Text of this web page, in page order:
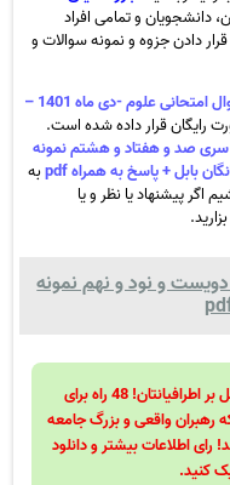
و تمامی افراد
دادن جزوه و نمونه سوالات و
سری صد و هفتاد و هشتم نمونه سوال امتحانی علوم -دی ماه 1401 –
رایگان قرار داده شده است.
سری صد و هفتاد و هشتم نمونه
به
اگر پیشنهاد یا نظر و یا
دویست و نود و نهم نمونه
48 قانون قدرت! 48 فرمول برای تسلط کامل بر اطرافیانتان! 48 راه برای
و زیر دستانتان! 48 قانون که رهبران واقعی و بزرگ جامعه
رای اطلاعات بیشتر و دانلود
کنید.